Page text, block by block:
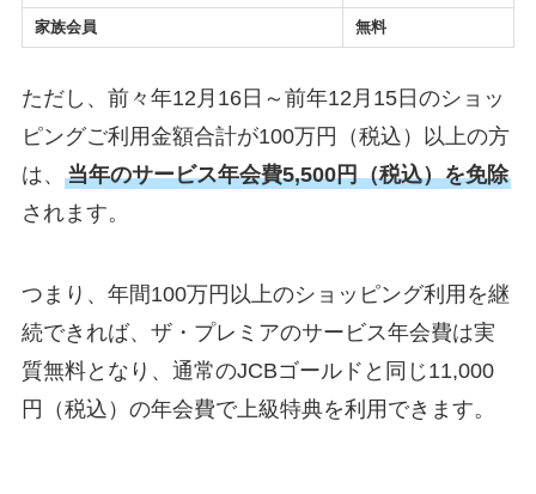
家族会員 無料
ただし、前々年12月16日～前年12月15日のショッ
ピングご利用金額合計が100万円（税込）以上の方
は、 当年のサービス年会費5,500円（税込）を免除
されます。
つまり、年間100万円以上のショッピング利用を継
続できれば、ザ・プレミアのサービス年会費は実
質無料となり、通常のJCBゴールドと同じ11,000
円（税込）の年会費で上級特典を利用できます。